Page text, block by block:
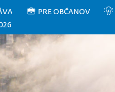
PRE OBČANOV